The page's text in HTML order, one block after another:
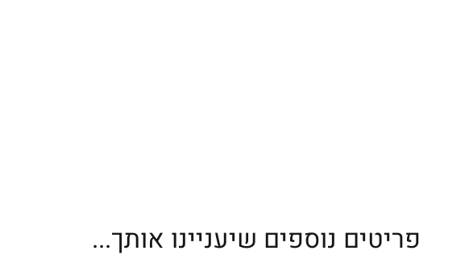
פריטים נוספים שיעניינו אותך...